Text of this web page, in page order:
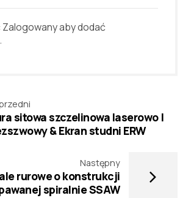
Zalogowanyaby dodać
sitowa szczelinowa laserowo |
& Ekran studni ERW
Następny
rurowe o konstrukcji
spiralnie SSAW